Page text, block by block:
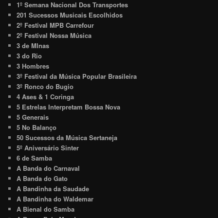
1º Semana Nacional Dos Transportes
201 Sucessos Musicais Escolhidos
2º Festival MPB Carrefour
2º Festival Nossa Música
3 de MInas
3 do Rio
3 Hombres
3º Festival da Música Popular Brasileira
3º Ronco do Bugio
4 Ases & 1 Coringa
5 Estrelas Interpretam Bossa Nova
5 Generais
5 No Balanço
50 Sucessos da Música Sertaneja
5º Aniversário Sinter
6 de Samba
A Banda do Carnaval
A Banda do Gato
A Bandinha da Saudade
A Bandinha do Waldemar
A Bienal do Samba